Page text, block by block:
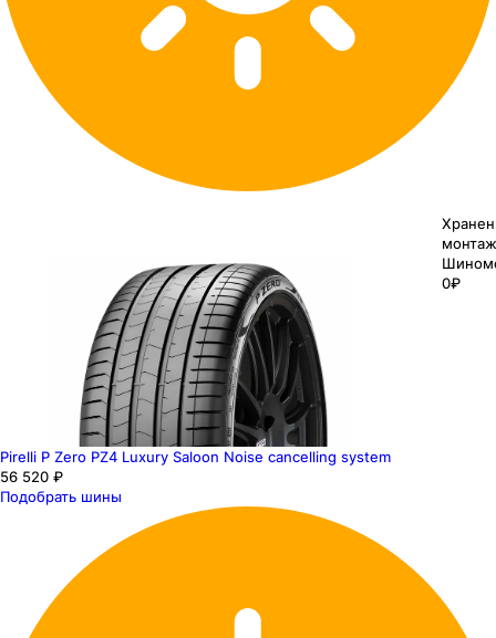
0₽
Pirelli P Zero PZ4 Luxury Saloon Noise cancelling system
56 520 ₽
Подобрать шины